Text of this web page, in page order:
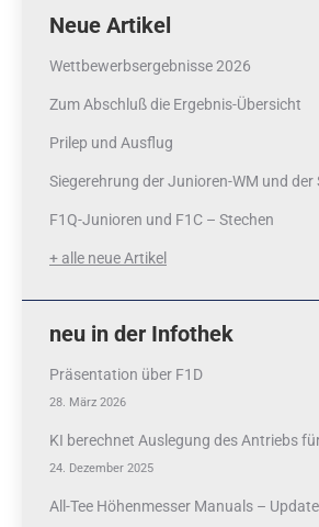
Neue Artikel
Wettbewerbsergebnisse 2026
Zum Abschluß die Ergebnis-Übersicht
Prilep und Ausflug
Siegerehrung der Junioren-WM und der
F1Q-Junioren und F1C – Stechen
+ alle neue Artikel
neu in der Infothek
Präsentation über F1D
28. März 2026
KI berechnet Auslegung des Antriebs
24. Dezember 2025
All-Tee Höhenmesser Manuals –